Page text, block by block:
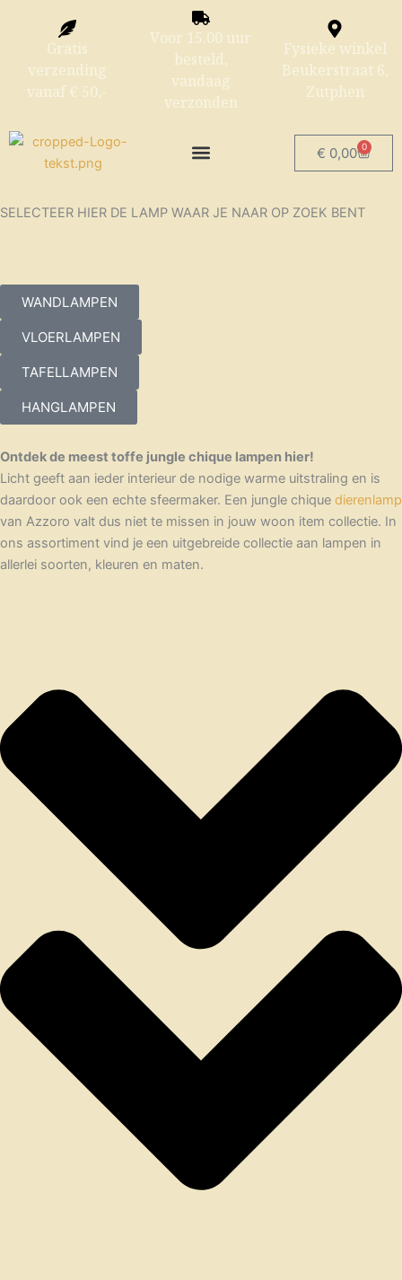
inhoud
Gratis
verzending
vanaf € 50,-
Voor 15.00 uur
besteld,
vandaag
verzonden
Fysieke winkel
Beukerstraat 6,
Zutphen
€ 0,00 0
SELECTEER HIER DE LAMP WAAR JE NAAR OP ZOEK BENT
WANDLAMPEN
VLOERLAMPEN
TAFELLAMPEN
HANGLAMPEN
Ontdek de meest toffe jungle chique lampen hier!
Licht geeft aan ieder interieur de nodige warme uitstraling en is
daardoor ook een echte sfeermaker. Een jungle chique dierenlamp
van Azzoro valt dus niet te missen in jouw woon item collectie. In
ons assortiment vind je een uitgebreide collectie aan lampen in
allerlei soorten, kleuren en maten.